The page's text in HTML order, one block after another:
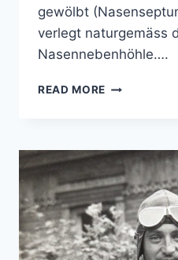
gewölbt
verlegt naturgemäss
Nasennebenhöhle….
READ MORE
(KORTISON-
UND
STOSS)